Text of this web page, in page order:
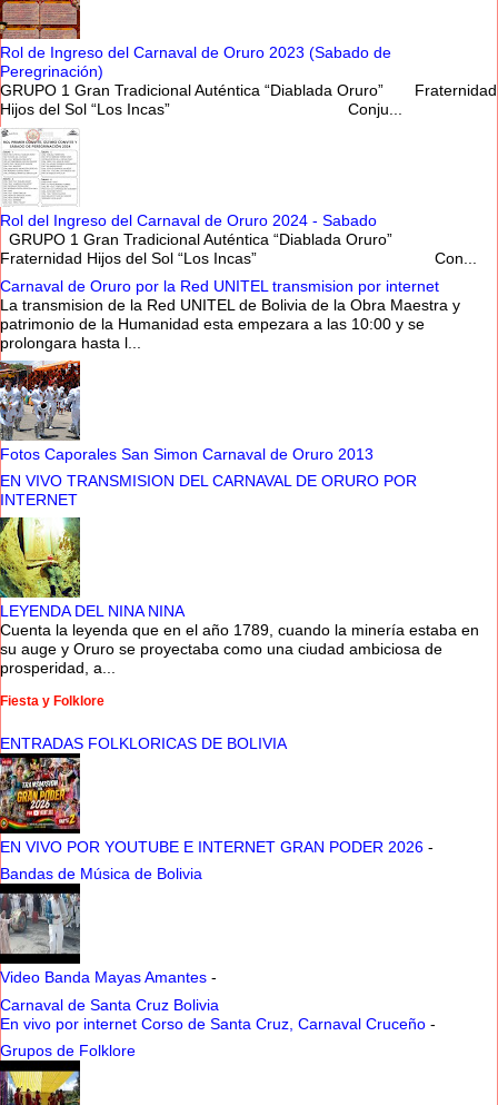
Rol de Ingreso del Carnaval de Oruro 2023 (Sabado de
Peregrinación)
GRUPO 1 Gran Tradicional Auténtica “Diablada Oruro” Fraternidad
Hijos del Sol “Los Incas” Conju...
Rol del Ingreso del Carnaval de Oruro 2024 - Sabado
GRUPO 1 Gran Tradicional Auténtica “Diablada Oruro”
Fraternidad Hijos del Sol “Los Incas” Con...
Carnaval de Oruro por la Red UNITEL transmision por internet
La transmision de la Red UNITEL de Bolivia de la Obra Maestra y
patrimonio de la Humanidad esta empezara a las 10:00 y se
prolongara hasta l...
Fotos Caporales San Simon Carnaval de Oruro 2013
EN VIVO TRANSMISION DEL CARNAVAL DE ORURO POR
INTERNET
LEYENDA DEL NINA NINA
Cuenta la leyenda que en el año 1789, cuando la minería estaba en
su auge y Oruro se proyectaba como una ciudad ambiciosa de
prosperidad, a...
Fiesta y Folklore
ENTRADAS FOLKLORICAS DE BOLIVIA
EN VIVO POR YOUTUBE E INTERNET GRAN PODER 2026 -
Bandas de Música de Bolivia
Video Banda Mayas Amantes -
Carnaval de Santa Cruz Bolivia
En vivo por internet Corso de Santa Cruz, Carnaval Cruceño -
Grupos de Folklore